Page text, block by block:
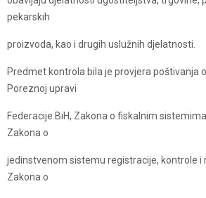
pekarskih
proizvoda, kao i drugih uslužnih djelatnosti.
Predmet kontrola bila je provjera poštivanja
Poreznoj upravi
Federacije BiH, Zakona o fiskalnim
Zakona o
jedinstvenom sistemu registracije, kontrole i
Zakona o